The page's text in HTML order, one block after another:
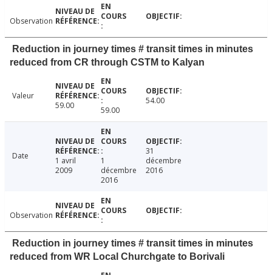
Observation
Reduction in journey times # transit times in minutes
reduced from CR through CSTM to Kalyan
Valeur
59.00
59.00
54.00
Date
1 avril
2009
1
décembre
2016
31
décembre
2016
Observation
Reduction in journey times # transit times in minutes
reduced from WR Local Churchgate to Borivali